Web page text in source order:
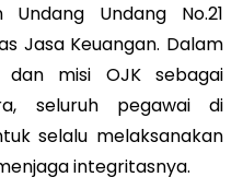
Undang Undang No.21
Jasa Keuangan. Dalam
dan misi OJK sebagai
seluruh pegawai di
selalu melaksanakan
integritasnya.